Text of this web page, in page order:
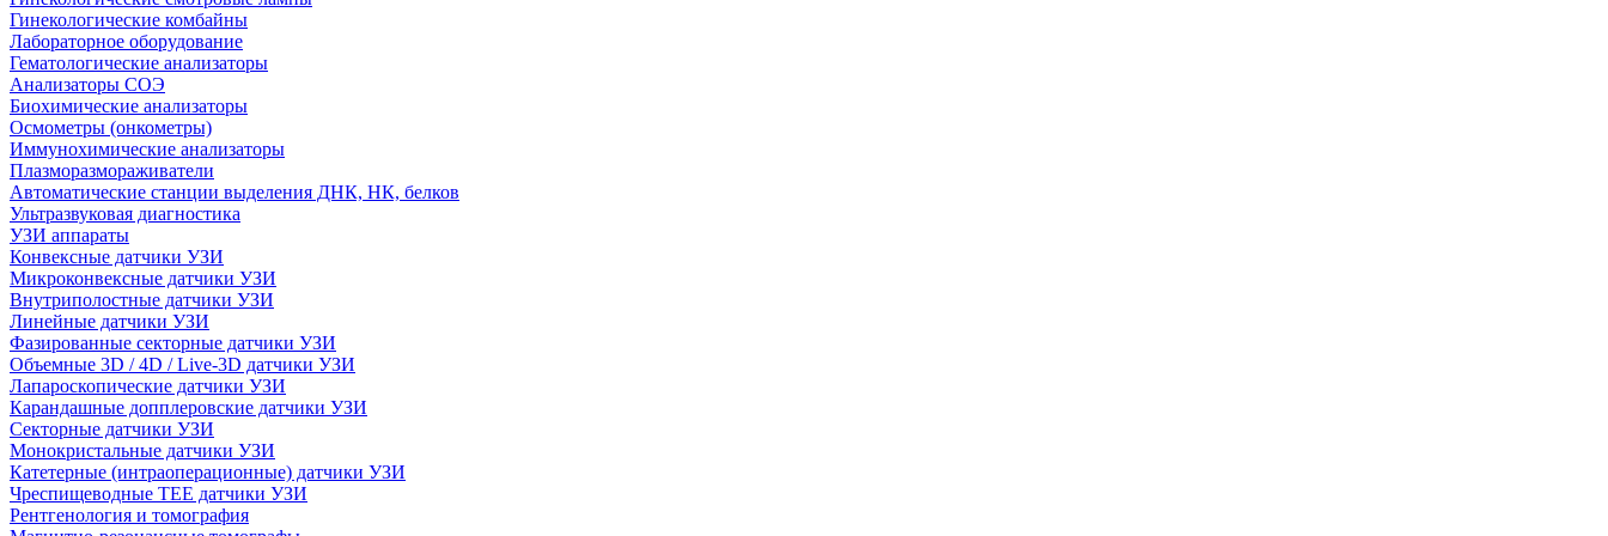
Гинекологические комбайны
Лабораторное оборудование
Гематологические анализаторы
Анализаторы СОЭ
Биохимические анализаторы
Осмометры (онкометры)
Иммунохимические анализаторы
Плазморазмораживатели
Автоматические станции выделения ДНК, НК, белков
Ультразвуковая диагностика
УЗИ аппараты
Конвексные датчики УЗИ
Микроконвексные датчики УЗИ
Внутриполостные датчики УЗИ
Линейные датчики УЗИ
Фазированные секторные датчики УЗИ
Объемные 3D / 4D / Live-3D датчики УЗИ
Лапароскопические датчики УЗИ
Карандашные допплеровские датчики УЗИ
Секторные датчики УЗИ
Монокристальные датчики УЗИ
Катетерные (интраоперационные) датчики УЗИ
Чреспищеводные TEE датчики УЗИ
Рентгенология и томография